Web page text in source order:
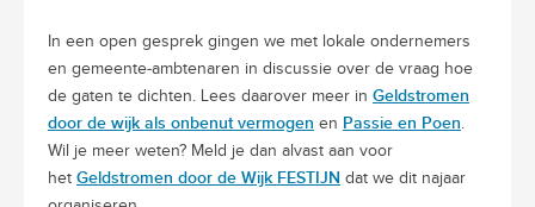
In een open gesprek gingen we met lokale ondernemers
en gemeente-ambtenaren in discussie over de vraag hoe
de gaten te dichten. Lees daarover meer in Geldstromen
door de wijk als onbenut vermogen en Passie en Poen
Wil je meer weten? Meld je dan alvast aan voor
het Geldstromen door de Wijk FESTIJN dat we dit najaar